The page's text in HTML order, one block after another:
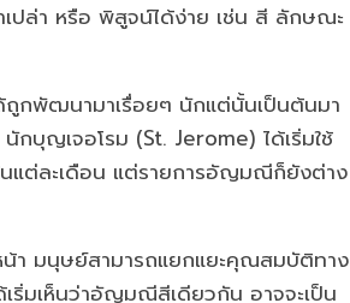
ปล่า หรือ พิสูจน์ได้ง่าย เช่น สี ลักษณะ
กพัฒนามาเรื่อยๆ นักแต่นั้นเป็นต้นมา
บุญเจอโรม (St. Jerome) ได้เริ่มใช้
แต่ละเดือน แต่รายการอัญมณีก็ยังต่าง
น้า มนุษย์สามารถแยกแยะคุณสมบัติทาง
มเห็นว่าอัญมณีสีเดียวกัน อาจจะเป็น